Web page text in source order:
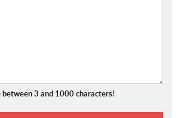
3 and 1000 characters!